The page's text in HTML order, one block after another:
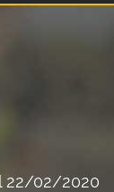
22/02/2020